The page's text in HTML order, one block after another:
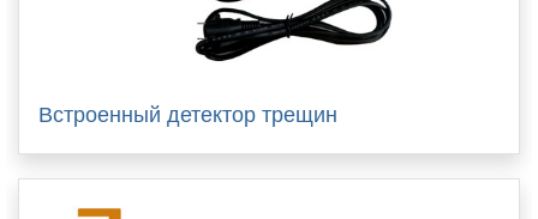
Встроенный детектор трещин